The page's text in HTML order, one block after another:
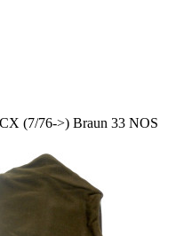
(7/76->) Braun 33 NOS